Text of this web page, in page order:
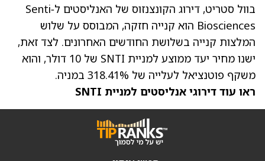
בוול סטריט, דירוג הקונצנזוס של האנליסטים ל‑Senti
Biosciences הוא קנייה חזקה, המבוסס על שלוש
המלצות קנייה בשלושת החודשים האחרונים. לצד זאת,
ישנו מחיר יעד ממוצע למניית SNTI של 10 דולר
, והוא
משקף פוטנציאל לעלייה של 318.41% במניה.
ראו עוד דירוגי אנליסטים למניית SNTI